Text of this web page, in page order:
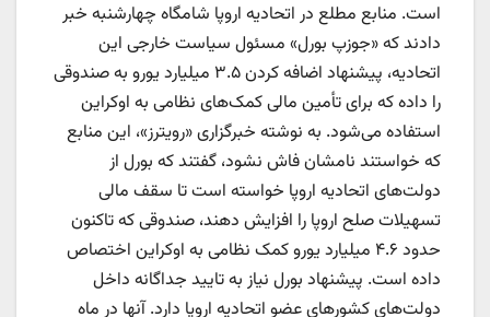
است. منابع مطلع در اتحادیه اروپا شامگاه چهارشنبه خبر
دادند که «جوزپ بورل» مسئول سیاست خارجی این
اتحادیه، پیشنهاد اضافه کردن ۳.۵ میلیارد یورو به صندوقی
را داده که برای تأمین مالی کمک‌های نظامی به اوکراین
استفاده می‌شود. به نوشته خبرگزاری «رویترز»، این منابع
که خواستند نامشان فاش نشود، گفتند که بورل از
دولت‌های اتحادیه اروپا خواسته است تا سقف مالی
تسهیلات صلح اروپا را افزایش دهند، صندوقی که تاکنون
حدود ۴.۶ میلیارد یورو کمک نظامی به اوکراین اختصاص
داده است. پیشنهاد بورل نیاز به تایید جداگانه داخل
دولت‌های کشورهای عضو اتحادیه اروپا دارد. آنها در ماه